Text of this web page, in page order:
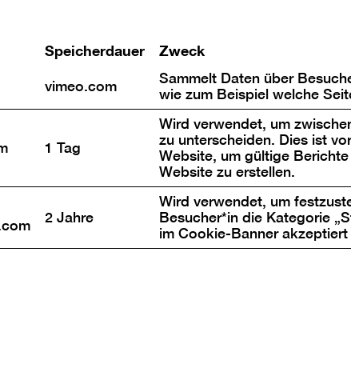
visuellen Partituren, deren Rhythmus
im Hören von Musik in die
des Minimalismus und der Konzeptkunst
Einsatz des Materials wird bei
Speicherdauer Zweck
vimeo.com
Sammelt Daten über
wie zum Beispiel welche
1 Tag
Wird verwendet, um
zu unterscheiden. Dies ist
Website, um gültige
Website zu erstellen.
2 Jahre
Wird verwendet, um
Besucher*in die Kategorie
im Cookie-Banner